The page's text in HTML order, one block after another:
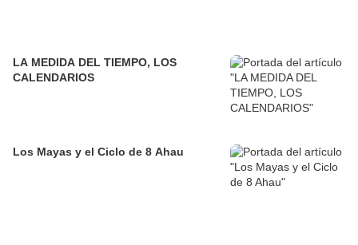
LA MEDIDA DEL TIEMPO, LOS
CALENDARIOS
Los Mayas y el Ciclo de 8 Ahau